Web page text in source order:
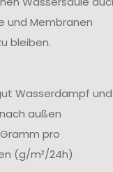
und Membranen
bleiben.
Wasserdampf und
außen
pro
(g/m²/24h)